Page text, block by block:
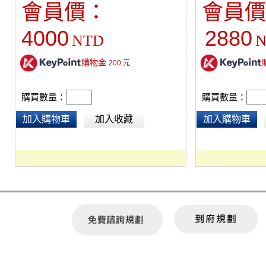
會員價：
4000 NTD
購物金 200元
購買數量：
加入購物車 加入收藏
會員
2880
購買數量：
加入購物車